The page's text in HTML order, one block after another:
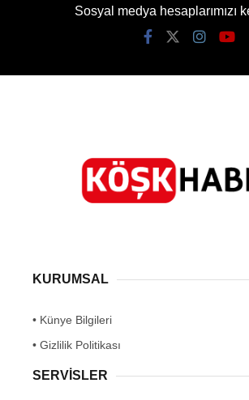
Sosyal medya hesaplarımızı
KURUMSAL
• Künye Bilgileri
• Gizlilik Politikası
SERVİSLER